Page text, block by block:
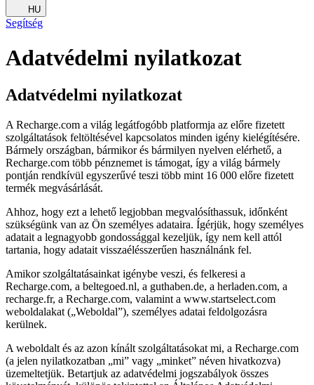
HU
Segítség
Adatvédelmi nyilatkozat
Adatvédelmi nyilatkozat
A Recharge.com a világ legátfogóbb platformja az előre fizetett
szolgáltatások feltöltésével kapcsolatos minden igény kielégítésére.
Bármely országban, bármikor és bármilyen nyelven elérhető, a
Recharge.com több pénznemet is támogat, így a világ bármely
pontján rendkívül egyszerűvé teszi több mint 16 000 előre fizetett
termék megvásárlását.
Ahhoz, hogy ezt a lehető legjobban megvalósíthassuk, időnként
szükségünk van az Ön személyes adataira. Ígérjük, hogy személyes
adatait a legnagyobb gondossággal kezeljük, így nem kell attól
tartania, hogy adatait visszaélésszerűen használnánk fel.
Amikor szolgáltatásainkat igénybe veszi, és felkeresi a
Recharge.com, a beltegoed.nl, a guthaben.de, a herladen.com, a
recharge.fr, a Recharge.com, valamint a www.startselect.com
weboldalakat („Weboldal”), személyes adatai feldolgozásra
kerülnek.
A weboldalt és az azon kínált szolgáltatásokat mi, a Recharge.com
(a jelen nyilatkozatban „mi” vagy „minket” néven hivatkozva)
üzemeltetjük. Betartjuk az adatvédelmi jogszabályok összes